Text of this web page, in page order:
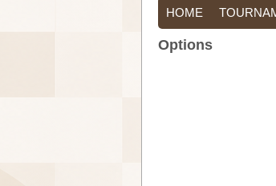
HOME
Options